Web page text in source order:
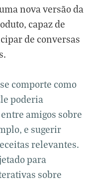
nova versão da
capaz de
de conversas
comporte como
poderia
amigos sobre
e sugerir
relevantes.
para
sobre